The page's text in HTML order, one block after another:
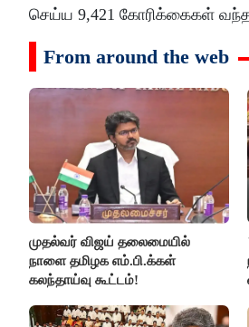
செய்ய 9,421 கோரிக்கைகள்
From around the web
முதல்வர் விஜய் தலைமையில்
நாளை தமிழக எம்.பி.க்கள்
கலந்தாய்வு கூட்டம்!